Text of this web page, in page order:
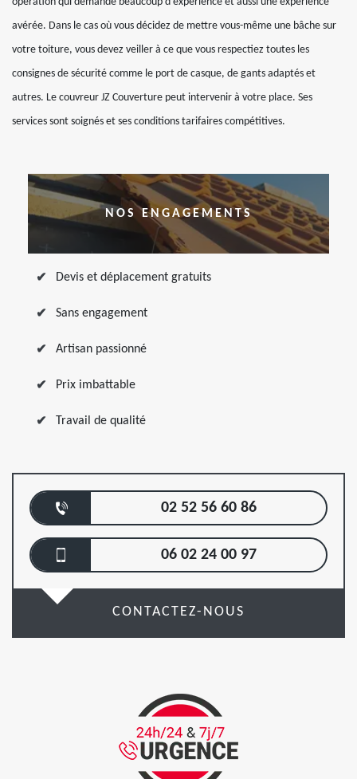
avérée. Dans le cas où vous décidez de mettre vous-même une bâche sur
votre toiture, vous devez veiller à ce que vous respectiez toutes les
consignes de sécurité comme le port de casque, de gants adaptés et
autres. Le couvreur JZ Couverture peut intervenir à votre place. Ses
services sont soignés et ses conditions tarifaires compétitives.
NOS ENGAGEMENTS
Devis et déplacement gratuits
Sans engagement
Artisan passionné
Prix imbattable
Travail de qualité
02 52 56 60 86
06 02 24 00 97
CONTACTEZ-NOUS